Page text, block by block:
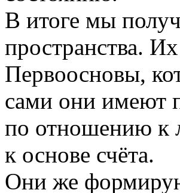
В итоге мы
пространства.
Первоосновы,
сами они имеют
по отношению к
к основе счёта.
Они же